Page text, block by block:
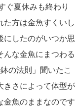
ぐ夏休みも終わり
た方は金魚すくいし
にしたのがいつか思
な金魚にまつわる
の法則」聞いたこ
きさによって体型が
金魚のままなのです